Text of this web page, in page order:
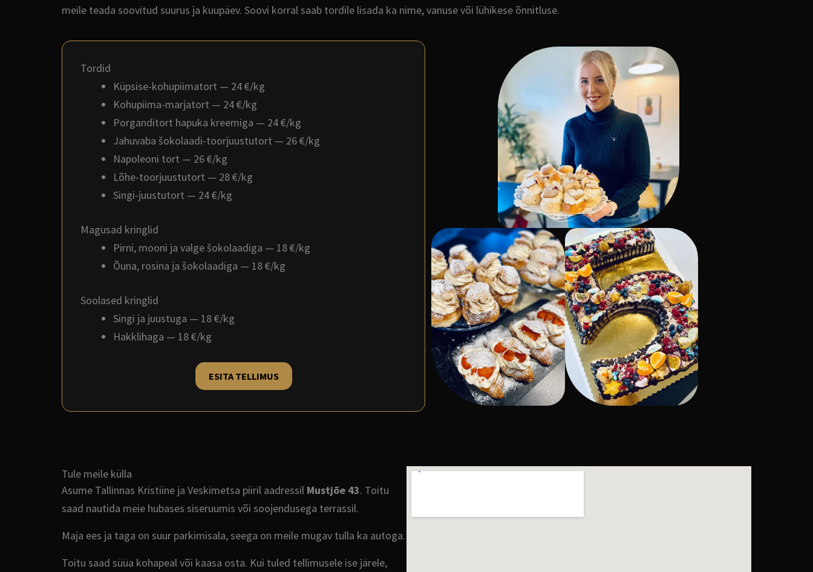
meile teada soovitud suurus ja kuupäev. Soovi korral saab tordile lisada ka nime, vanuse või lühikese õnnitluse.
Tordid
Küpsise-kohupiimatort — 24 €/kg
Kohupiima-marjatort — 24 €/kg
Porganditort hapuka kreemiga — 24 €/kg
Jahuvaba šokolaadi-toorjuustutort — 26 €/kg
Napoleoni tort — 26 €/kg
Lõhe-toorjuustutort — 28 €/kg
Singi-juustutort — 24 €/kg
Magusad kringlid
Pirni, mooni ja valge šokolaadiga — 18 €/kg
Õuna, rosina ja šokolaadiga — 18 €/kg
Soolased kringlid
Singi ja juustuga — 18 €/kg
Hakklihaga — 18 €/kg
ESITA TELLIMUS
Tule meile külla
Asume Tallinnas Kristiine ja Veskimetsa piiril aadressil Mustjõe 43. Toitu
saad nautida meie hubases siseruumis või soojendusega terrassil.
Maja ees ja taga on suur parkimisala, seega on meile mugav tulla ka autoga.
Toitu saad süüa kohapeal või kaasa osta. Kui tuled tellimusele ise järele,